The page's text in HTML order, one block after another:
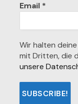
Email *
Wir halten
mit Dritten, die
unsere